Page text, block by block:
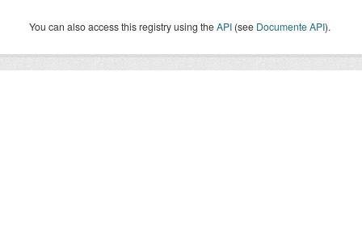
You can also access this registry using theAPI (see Documente API).